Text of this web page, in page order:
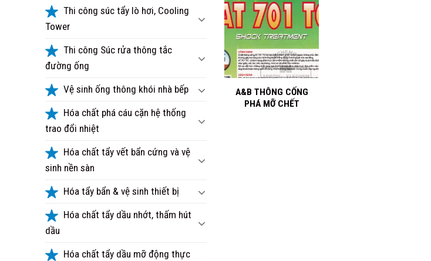
Thi công súc tẩy lò hơi, Cooling
Tower
Thi công Súc rửa thông tắc
đường ống
Vệ sinh ống thông khói nhà bếp
Hóa chất phá cáu cặn hệ thống
trao đổi nhiệt
Hóa chất tẩy vết bẩn cứng và vệ
sinh nền sàn
Hóa tẩy bẩn & vệ sinh thiết bị
Hóa chất tẩy dầu nhớt, thấm hút
dầu
Hóa chất tẩy dầu mỡ động thực
+
A&B THÔNG CỐNG
PHÁ MỠ CHẾT